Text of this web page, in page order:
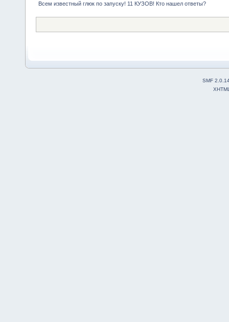
Всем известный глюк по запуску! 11 КУЗОВ! Кто нашел ответы?
SMF